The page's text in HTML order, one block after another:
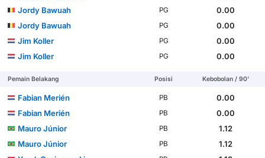
Jordy Bawuah
PG
0.00
Jordy Bawuah
PG
0.00
Jim Koller
PG
0.00
Jim Koller
PG 0.00
Pemain Belakang Posisi Kebobolan / 90'
Fabian Merién PB
0.00
Fabian Merién
PB
0.00
Mauro Júnior
PB
1.12
Mauro Júnior
PB
1.12